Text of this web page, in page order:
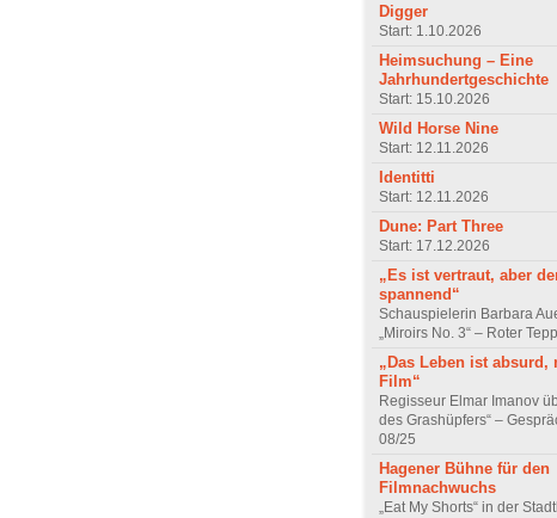
Digger
Start: 1.10.2026
Heimsuchung – Eine
Jahrhundertgeschichte
Start: 15.10.2026
Wild Horse Nine
Start: 12.11.2026
Identitti
Start: 12.11.2026
Dune: Part Three
Start: 17.12.2026
„Es ist vertraut, aber
spannend“
Schauspielerin Barbara
„Miroirs No. 3“ – Roter
„Das Leben ist absurd,
Film“
Regisseur Elmar Imanov
des Grashüpfers“ –
08/25
Hagener Bühne für den
Filmnachwuchs
„Eat My Shorts“ in der